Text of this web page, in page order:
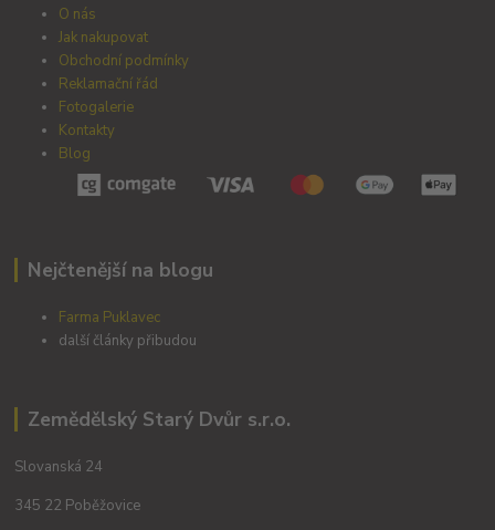
O nás
Jak nakupovat
Obchodní podmínky
Reklamační řád
Fotogalerie
Kontakty
Blog
Nejčtenější na blogu
Farma Puklavec
další články přibudou
Zemědělský Starý Dvůr s.r.o.
Slovanská 24
345 22 Poběžovice